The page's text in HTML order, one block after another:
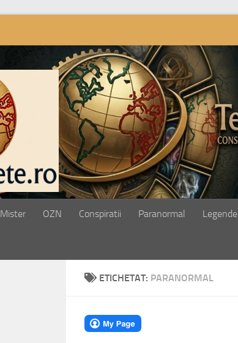
Mister OZN Conspiratii Paranormal Legende
ETICHETAT: PARANORMAL